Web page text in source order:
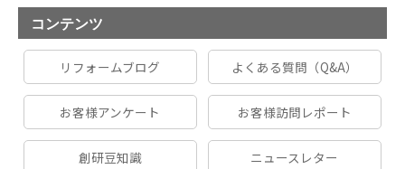
コンテンツ
リフォームブログ よくある質問（Q&A）
お客様アンケート お客様訪問レポート
創研豆知識
ニュースレター